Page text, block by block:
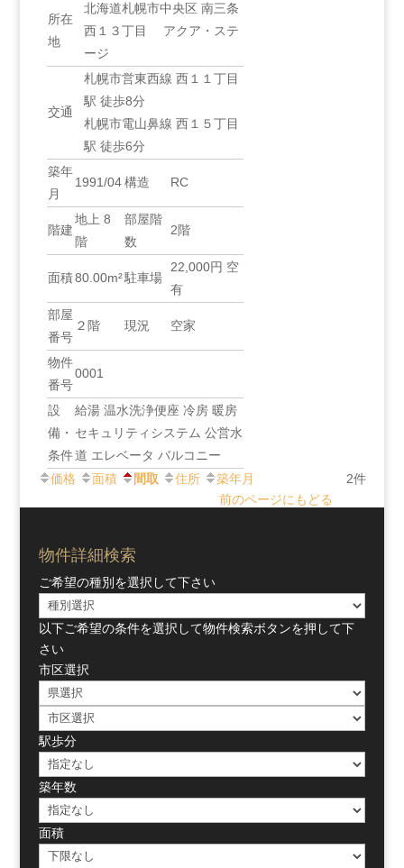
所在
地
北海道札幌市中央区 南三条
西１３丁目 アクア・ステ
ージ
交通
札幌市営東西線 西１１丁目
駅 徒歩8分
札幌市電山鼻線 西１５丁目
駅 徒歩6分
築年
月
1991/04 構造 RC
階建
地上 8
階
部屋階
数
2階
面積80.00m²駐車場
22,000円 空
有
部屋
番号
２階 現況 空家
物件
番号
0001
設
備・
条件
給湯 温水洗浄便座 冷房 暖房
セキュリティシステム 公営水
道 エレベータ バルコニー
価格
面積 間取 住所 築年月
2件
前のページにもどる
物件詳細検索
ご希望の種別を選択して下さい
以下ご希望の条件を選択して物件検索ボタンを押して下
さい
市区選択
駅歩分
築年数
面積